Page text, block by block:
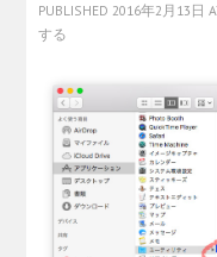
PUBLISHED2016年2月13日
する